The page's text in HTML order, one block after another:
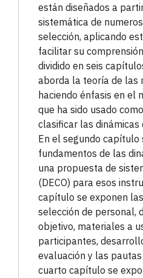
están diseñados a
sistemática de
selección, aplicando
facilitar su
dividido en seis
aborda la teoría de las
haciendo énfasis en el
que ha sido usado
clasificar las dinámicas
En el segundo
fundamentos de las
una propuesta de
(DECO) para esos
capítulo se exponen
selección de personal,
objetivo, materiales a
participantes,
evaluación y las
cuarto capítulo se